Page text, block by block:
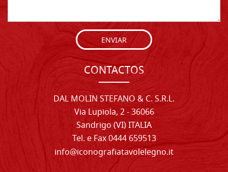
ENVIAR
CONTACTOS
DAL MOLIN STEFANO & C. S.R.L.
Via Lupiola, 2 - 36066
Sandrigo (VI) ITALIA
Tel. e Fax 0444 659513
info@iconografiatavolelegno.it